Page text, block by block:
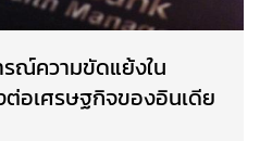
ณ์ความขัดแย้งใน
อเศรษฐกิจของอินเดีย